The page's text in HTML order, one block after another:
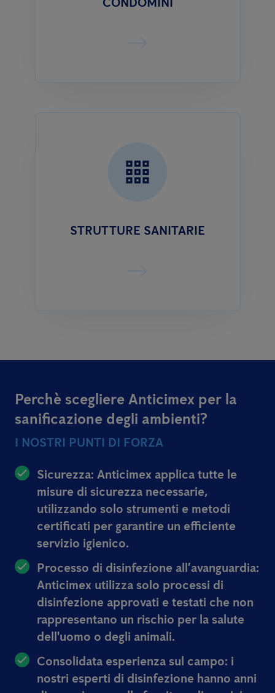
STRUTTURE SANITARIE
Perchè scegliere Anticimex per la
sanificazione degli ambienti?
I NOSTRI PUNTI DI FORZA
Sicurezza: Anticimex applica tutte le
misure di sicurezza necessarie,
utilizzando solo strumenti e metodi
certificati per garantire un efficiente
servizio igienico.
Processo di disinfezione all’avanguardia:
Anticimex utilizza solo processi di
disinfezione approvati e testati che non
rappresentano un rischio per la salute
dell'uomo o degli animali.
Consolidata esperienza sul campo: i
nostri esperti di disinfezione hanno anni